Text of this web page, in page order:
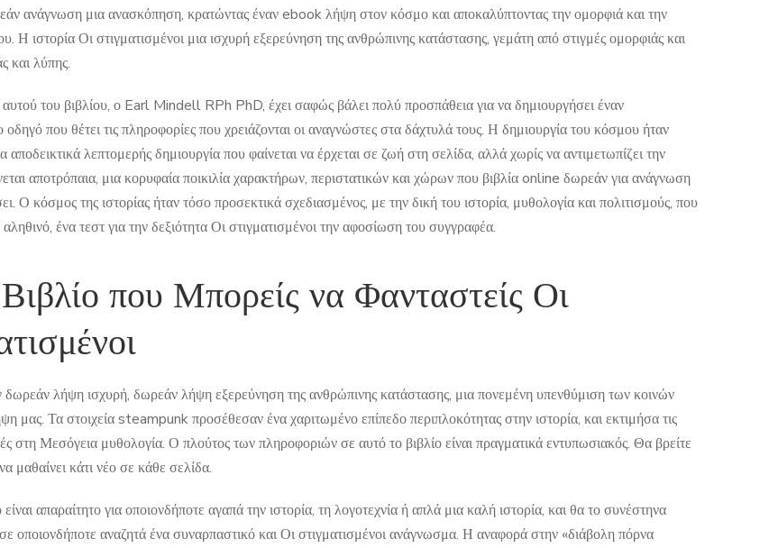
ανάγνωση μια ανασκόπηση, κρατώντας έναν ebook λήψη στον κόσμο και αποκαλύπτοντας την ομορφιά και την
Η ιστορία Οι στιγματισμένοι μια ισχυρή εξερεύνηση της ανθρώπινης κατάστασης, γεμάτη από στιγμές ομορφιάς και
και λύπης.
του βιβλίου, ο Earl Mindell RPh PhD, έχει σαφώς βάλει πολύ προσπάθεια για να δημιουργήσει έναν
που θέτει τις πληροφορίες που χρειάζονται οι αναγνώστες στα δάχτυλά τους. Η δημιουργία του κόσμου ήταν
αποδεικτικά λεπτομερής δημιουργία που φαίνεται να έρχεται σε ζωή στη σελίδα, αλλά χωρίς να αντιμετωπίζει την
αποτρόπαια, μια κορυφαία ποικιλία χαρακτήρων, περιστατικών και χώρων που βιβλία online δωρεάν για ανάγνωση
Ο κόσμος της ιστορίας ήταν τόσο προσεκτικά σχεδιασμένος, με την δική του ιστορία, μυθολογία και πολιτισμούς, που
ένα τεστ για την δεξιότητα Οι στιγματισμένοι την αφοσίωση του συγγραφέα.
που Μπορείς να Φανταστείς Οι
δωρεάν λήψη ισχυρή, δωρεάν λήψη εξερεύνηση της ανθρώπινης κατάστασης, μια πονεμένη υπενθύμιση των κοινών
μας. Τα στοιχεία steampunk προσέθεσαν ένα χαριτωμένο επίπεδο περιπλοκότητας στην ιστορία, και εκτιμήσα τις
στη Μεσόγεια μυθολογία. Ο πλούτος των πληροφοριών σε αυτό το βιβλίο είναι πραγματικά εντυπωσιακός. Θα βρείτε
μαθαίνει κάτι νέο σε κάθε σελίδα.
απαραίτητο για οποιονδήποτε αγαπά την ιστορία, τη λογοτεχνία ή απλά μια καλή ιστορία, και θα το συνέστηνα
οποιονδήποτε αναζητά ένα συναρπαστικό και Οι στιγματισμένοι ανάγνωσμα. Η αναφορά στην «διάβολη πόρνα